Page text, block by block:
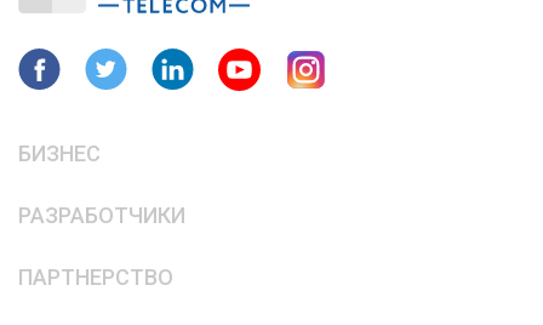
БИЗНЕС
РАЗРАБОТЧИКИ
ПАРТНЕРСТВО